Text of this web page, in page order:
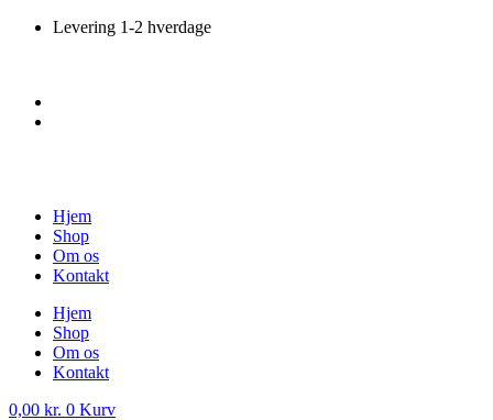
VidereLevering 1-2 hverdage
Hjem
Shop
Om os
Kontakt
Hjem
Shop
Om os
Kontakt
0,00 kr. 0 Kurv